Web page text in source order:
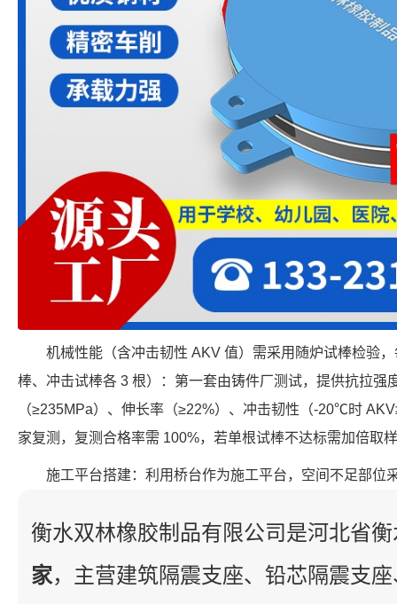
机械性能（含冲击韧性 AKV 值）需采用随炉试棒检验
棒、冲击试棒各 3 根）：第一套由铸件厂测试，提供抗拉强
（≥235MPa）、伸长率（≥22%）、冲击韧性（-20℃时
家复测，复测合格率需 100%，若单根试棒不达标需加倍取
施工平台搭建：利用桥台作为施工平台，空间不足部位
衡水双林橡胶制品有限公司是河北省
家，主营建筑隔震支座、铅芯隔震支